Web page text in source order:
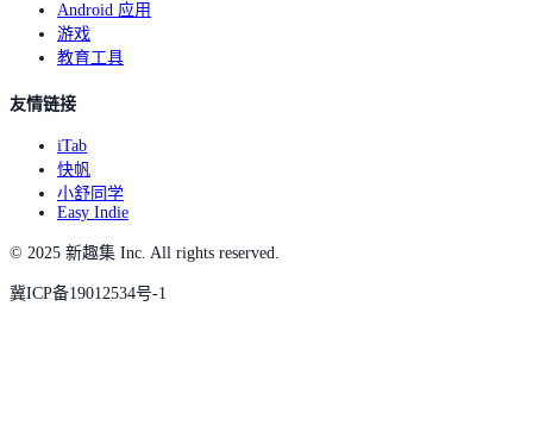
Android 应用
游戏
教育工具
友情链接
iTab
快帆
小舒同学
Easy Indie
© 2025 新趣集 Inc. All rights reserved.
冀ICP备19012534号-1